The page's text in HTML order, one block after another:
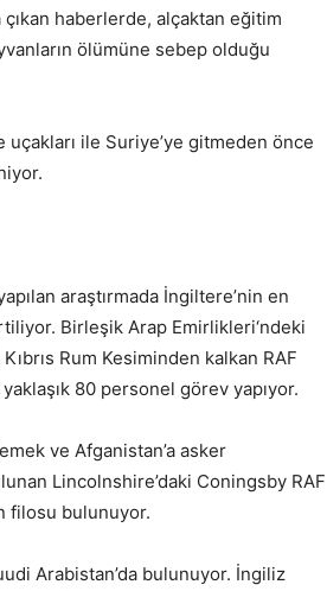
çıkan haberlerde, alçaktan eğitim
ölümüne sebep olduğu
ile Suriye’ye gitmeden önce
araştırmada İngiltere’nin en
Birleşik Arap Emirlikleri‘ndeki
Rum Kesiminden kalkan RAF
80 personel görev yapıyor.
ve Afganistan’a asker
Lincolnshire’daki Coningsby RAF
filosu bulunuyor.
Arabistan’da bulunuyor. İngiliz